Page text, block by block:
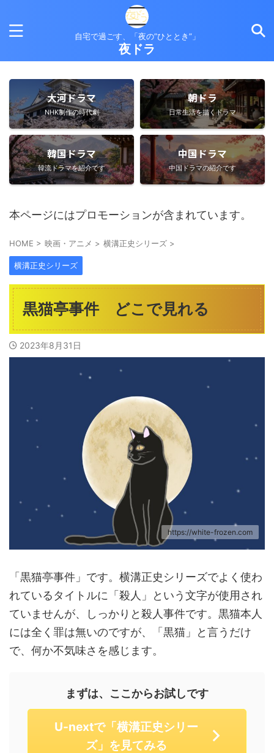
自宅で過ごす、「夜の”ひととき”」
夜ドラ
大河ドラマ
NHK制作の時代劇
朝ドラ
日常生活を描くドラマ
韓国ドラマ
韓流ドラマを紹介です
中国ドラマ
中国ドラマの紹介です
本ページにはプロモーションが含まれています。
HOME > 映画・アニメ > 横溝正史シリーズ >
横溝正史シリーズ
黒猫亭事件 どこで見れる
2023年8月31日
https://white-frozen.com
「黒猫亭事件」です。横溝正史シリーズでよく使わ
れているタイトルに「殺人」という文字が使用され
ていませんが、しっかりと殺人事件です。黒猫本人
には全く罪は無いのですが、「黒猫」と言うだけ
で、何か不気味さを感じます。
まずは、ここからお試しです
U-nextで「横溝正史シリー
ズ」を見てみる